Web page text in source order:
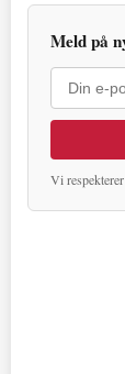
Meld på
Vi